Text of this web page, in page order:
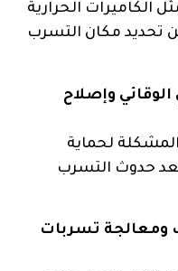
الكاميرات الحرارية
تحديد مكان التسرب
الوقائي وإصلاح
لحماية
حدوث التسرب
تسربات